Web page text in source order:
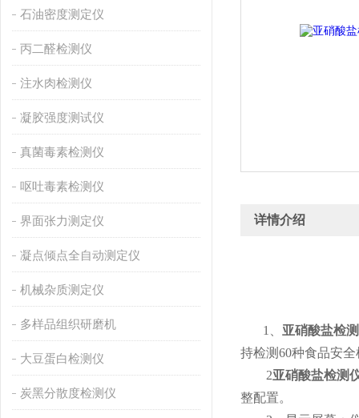
石油密度测定仪
丙二醛检测仪
注水肉检测仪
凝胶强度测试仪
真菌毒素检测仪
呕吐毒素检测仪
界面张力测定仪
凝点倾点全自动测定仪
机械杂质测定仪
多样品组织研磨机
大豆蛋白检测仪
炭黑分散度检测仪
详情介绍
1、 亚硝酸盐检
持检测60种食品安
2亚硝酸盐检测
整配置。